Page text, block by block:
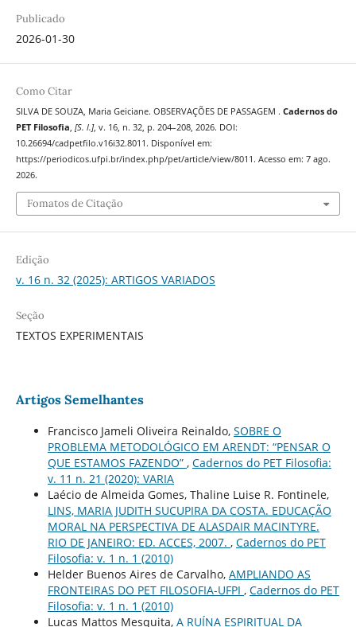
Publicado
2026-01-30
Como Citar
SILVA DE SOUZA, Maria Geiciane. OBSERVAÇÕES DE PASSAGEM . Cadernos do
PET Filosofia, [S. l.], v. 16, n. 32, p. 204–208, 2026. DOI:
10.26694/cadpetfilo.v16i32.8011. Disponível em:
https://periodicos.ufpi.br/index.php/pet/article/view/8011. Acesso em: 7 ago.
2026.
Fomatos de Citação
Edição
v. 16 n. 32 (2025): ARTIGOS VARIADOS
Seção
TEXTOS EXPERIMENTAIS
Artigos Semelhantes
Francisco Jameli Oliveira Reinaldo, SOBRE O
PROBLEMA METODOLÓGICO EM ARENDT: “PENSAR O
QUE ESTAMOS FAZENDO” , Cadernos do PET Filosofia:
v. 11 n. 21 (2020): VARIA
Laécio de Almeida Gomes, Thaline Luise R. Fontinele,
LINS, MARIA JUDITH SUCUPIRA DA COSTA. EDUCAÇÃO
MORAL NA PERSPECTIVA DE ALASDAIR MACINTYRE.
RIO DE JANEIRO: ED. ACCES, 2007. , Cadernos do PET
Filosofia: v. 1 n. 1 (2010)
Helder Buenos Aires de Carvalho, AMPLIANDO AS
FRONTEIRAS DO PET FILOSOFIA-UFPI , Cadernos do PET
Filosofia: v. 1 n. 1 (2010)
Lucas Mattos Mesquita, A RUÍNA ESPIRITUAL DA